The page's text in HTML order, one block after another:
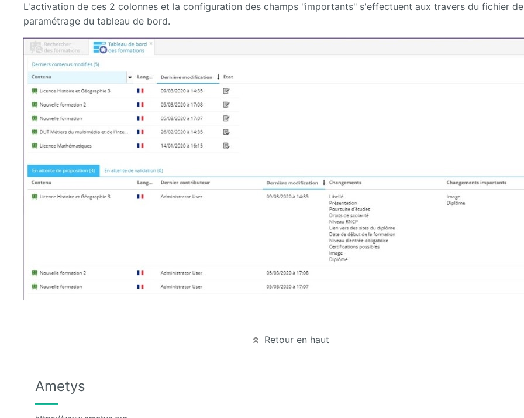
L'activation de ces 2 colonnes et la configuration des champs "importants" s'effectuent aux travers du fichier de
paramétrage du tableau de bord.
Retour en haut
Ametys